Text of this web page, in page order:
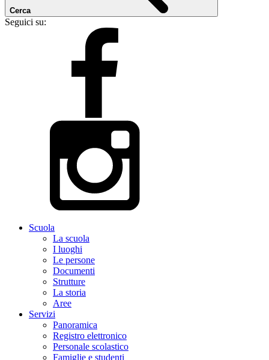
Cerca
Seguici su:
Scuola
La scuola
I luoghi
Le persone
Documenti
Strutture
La storia
Aree
Servizi
Panoramica
Registro elettronico
Personale scolastico
Famiglie e studenti